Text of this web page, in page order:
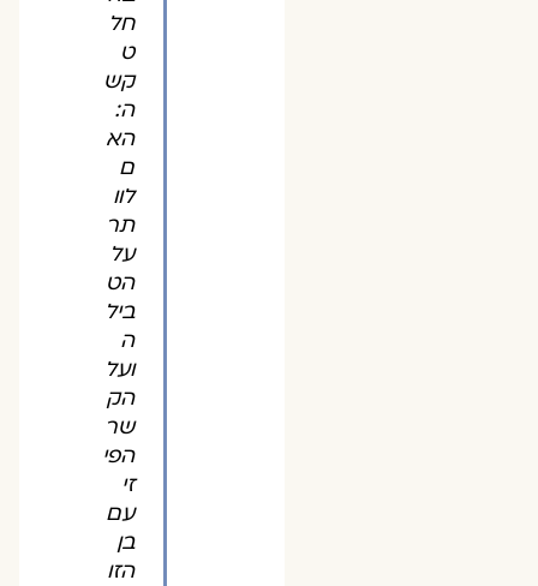
חל
ט
קש
ה:
הא
ם
לוו
תר
על
הט
ביל
ה
ועל
הק
שר
הפי
זי
עם
בן
הזו